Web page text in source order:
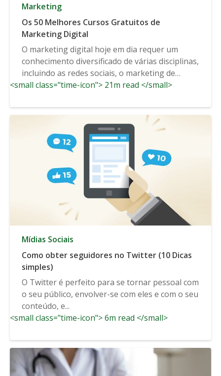
Marketing
Os 50 Melhores Cursos Gratuitos de
Marketing Digital
O marketing digital hoje em dia requer um
conhecimento diversificado de várias disciplinas,
incluindo as redes sociais, o marketing de
conteúdos e...
<small class="time-icon"> 21m read </small>
Mídias Sociais
Como obter seguidores no Twitter (10 Dicas
simples)
O Twitter é perfeito para se tornar pessoal com
o seu público, envolver-se com eles e com o seu
conteúdo, e...
<small class="time-icon"> 6m read </small>